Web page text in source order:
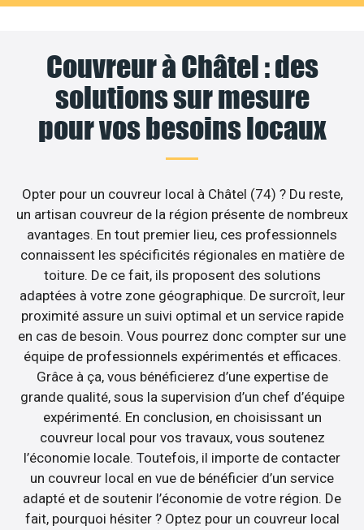
Couvreur à Châtel : des
solutions sur mesure
pour vos besoins locaux
Opter pour un couvreur local à Châtel (74) ? Du reste,
un artisan couvreur de la région présente de nombreux
avantages. En tout premier lieu, ces professionnels
connaissent les spécificités régionales en matière de
toiture. De ce fait, ils proposent des solutions
adaptées à votre zone géographique. De surcroît, leur
proximité assure un suivi optimal et un service rapide
en cas de besoin. Vous pourrez donc compter sur une
équipe de professionnels expérimentés et efficaces.
Grâce à ça, vous bénéficierez d’une expertise de
grande qualité, sous la supervision d’un chef d’équipe
expérimenté. En conclusion, en choisissant un
couvreur local pour vos travaux, vous soutenez
l’économie locale. Toutefois, il importe de contacter
un couvreur local en vue de bénéficier d’un service
adapté et de soutenir l’économie de votre région. De
fait, pourquoi hésiter ? Optez pour un couvreur local